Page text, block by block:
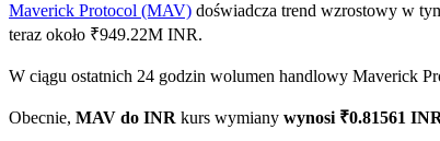
Maverick Protocol (MAV) doświadcza trend wzrostowy w
teraz około ₹949.22M INR.
W ciągu ostatnich 24 godzin wolumen handlowy Maverick
Obecnie, MAV do INR kurs wymiany wynosi ₹0.81561